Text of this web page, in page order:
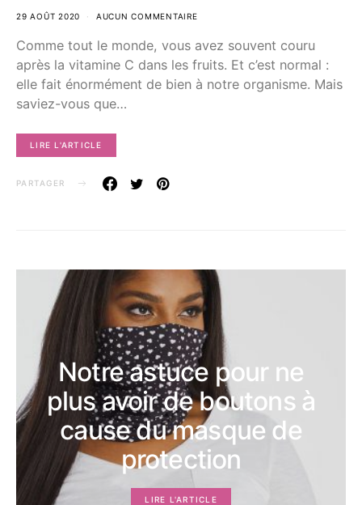
29 AOÛT 2020 AUCUN COMMENTAIRE
Comme tout le monde, vous avez souvent couru
après la vitamine C dans les fruits. Et c’est normal :
elle fait énormément de bien à notre organisme. Mais
saviez-vous que…
LIRE L'ARTICLE
PARTAGER
Notre astuce pour ne
plus avoir de boutons à
cause du masque de
protection
LIRE L'ARTICLE